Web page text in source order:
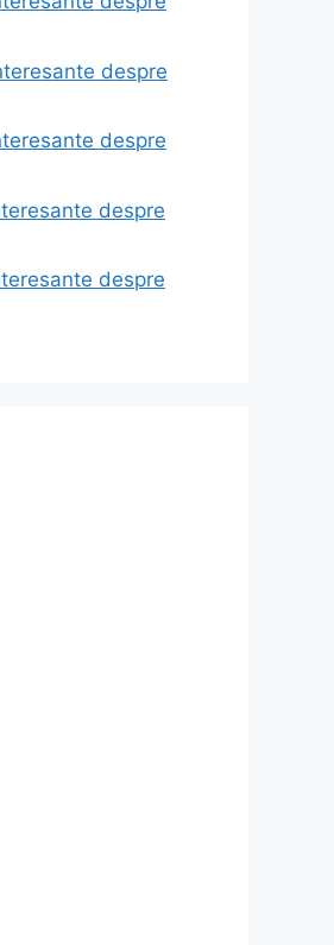
despre
despre
despre
despre